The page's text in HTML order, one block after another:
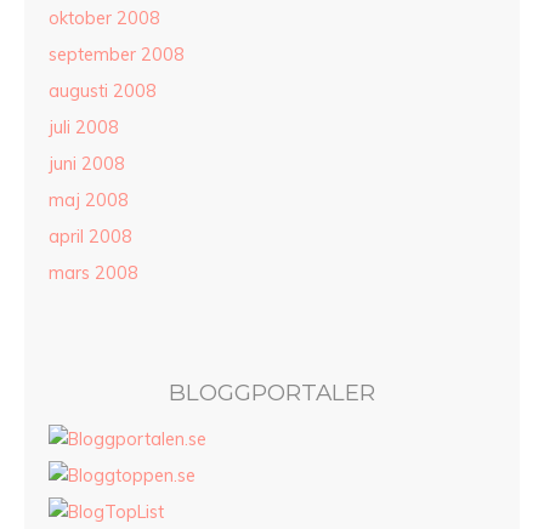
oktober 2008
september 2008
augusti 2008
juli 2008
juni 2008
maj 2008
april 2008
mars 2008
BLOGGPORTALER